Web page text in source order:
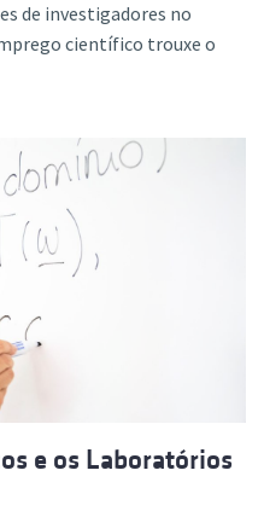
de investigadores no
científico trouxe o
e os Laboratórios